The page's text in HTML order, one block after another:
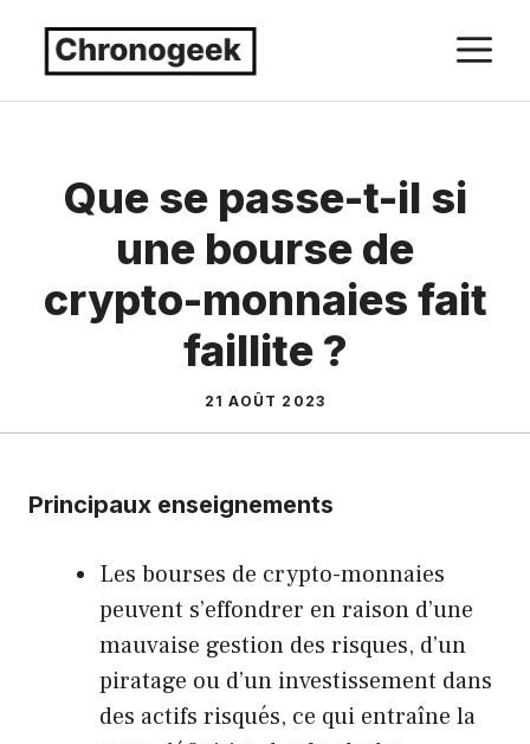
Que se passe-t-il si
une bourse de
crypto-monnaies fait
faillite ?
21 AOÛT 2023
Principaux enseignements
Les bourses de crypto-monnaies
peuvent s’effondrer en raison d’une
mauvaise gestion des risques, d’un
piratage ou d’un investissement dans
des actifs risqués, ce qui entraîne la